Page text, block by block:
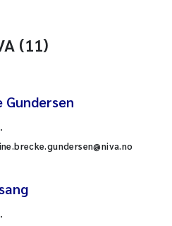
(11)
Gundersen